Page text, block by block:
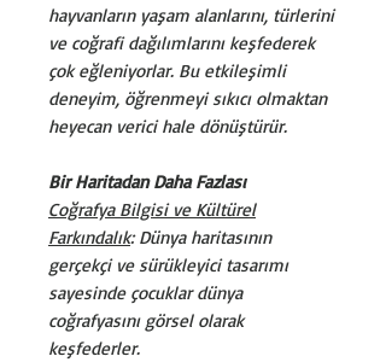
hayvanların yaşam alanlarını, türlerini
ve coğrafi dağılımlarını keşfederek
çok eğleniyorlar. Bu etkileşimli
deneyim, öğrenmeyi sıkıcı olmaktan
heyecan verici hale dönüştürür.
Bir Haritadan Daha Fazlası
Coğrafya Bilgisi ve Kültürel
Farkındalık: Dünya haritasının
gerçekçi ve sürükleyici tasarımı
sayesinde çocuklar dünya
coğrafyasını görsel olarak
keşfederler.